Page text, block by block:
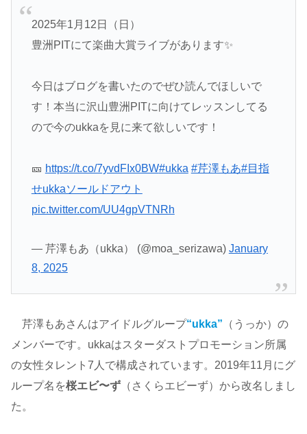
2025年1月12日（日）
豊洲PITにて楽曲大賞ライブがあります✨️
今日はブログを書いたのでぜひ読んでほしいで
す！本当に沢山豊洲PITに向けてレッスンしてる
ので今のukkaを見に来て欲しいです！
🎫 https://t.co/7yvdFIx0BW#ukka #芹澤もあ#目指
せukkaソールドアウト
pic.twitter.com/UU4gpVTNRh
— 芹澤もあ（ukka） (@moa_serizawa) January
8, 2025
芹澤もあさんはアイドルグループ“ukka” （うっか）の
メンバーです。ukkaはスターダストプロモーション所属
の女性タレント7人で構成されています。2019年11月にグ
ループ名を桜エビ〜ず （さくらエビーず）から改名しまし
た。